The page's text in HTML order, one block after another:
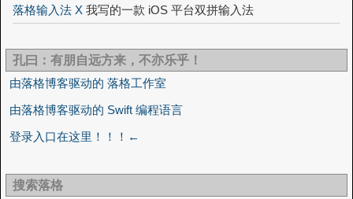
落格输入法 X 我写的一款 iOS 平台双拼输入法
孔曰：有朋自远方来，不亦乐乎！
由落格博客驱动的 落格工作室
由落格博客驱动的 Swift 编程语言
登录入口在这里！！！←
搜索落格